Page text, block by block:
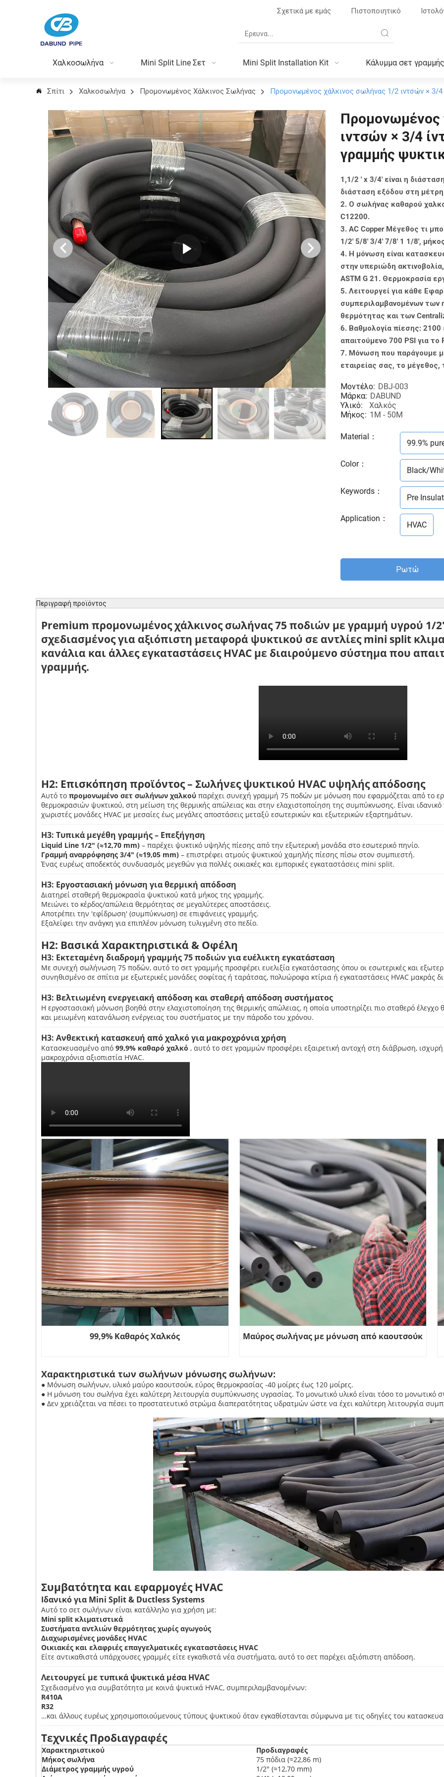
Σχετικά με εμάς Πιστοποιητικό
Χαλκοσωλήνα Mini Split Line Σετ Mini Split Installation Kit Κάλυμμα σετ γραμμής
Σπίτι Χαλκοσωλήνα Προμονωμένος Χάλκινος Σωλήνας Προμονωμένος χάλκινος σωλήνας 1/2 ιντσών × 3/
Προμονωμένος
ιντσών × 3/4
γραμμής
1,1/2 ' x 3/4' είναι η
διάσταση εξόδου στη
2. Ο σωλήνας καθαρού
C12200.
3. AC Copper Μέγεθος τι
1/2' 5/8' 3/4' 7/8' 1 1/8',
4. Η μόνωση είναι
στην υπεριώδη
ASTM G 21. Θερμοκρασία
5. Λειτουργεί για κάθε
συμπεριλαμβανομένων των
θερμότητας και των
6. Βαθμολογία πίεσης:
απαιτούμενο 700 PSI για το
7. Μόνωση που παράγουμε
εταιρείας σας, το
Μοντέλο: DBJ-003
Μάρκα: DABUND
Υλικό:
Χαλκός
Μήκος: 1M - 50M
Material ：
99.9%
Color：
Black/
Keywords ：
Pre
Application ：
HVAC
Ρωτώ
Περιγραφή προϊόντος
Premium προμονωμένος χάλκινος σωλήνας 75 ποδιών με γραμμή υγρού 1/
σχεδιασμένος για αξιόπιστη μεταφορά ψυκτικού σε αντλίεςmini split
κανάλια και άλλες εγκαταστάσεις HVAC με διαιρούμενο σύστημα που
γραμμής.
H2: Επισκόπηση προϊόντος – Σωλήνες ψυκτικού HVAC υψηλής απόδοσης
Αυτό το προμονωμένο σετ σωλήνων χαλκού παρέχει συνεχή γραμμή 75 ποδών με μόνωση που εφαρμόζεται από το
θερμοκρασιών ψυκτικού, στη μείωση της θερμικής απώλειας και στην ελαχιστοποίηση της συμπύκνωσης. Είναι
χωριστές μονάδες HVAC με μεσαίες έως μεγάλες αποστάσεις μεταξύ εσωτερικών και εξωτερικών εξαρτημάτων.
H3: Τυπικά μεγέθη γραμμής – Επεξήγηση
Liquid Line 1/2″ (≈12,70 mm) – παρέχει ψυκτικό υψηλής πίεσης από την εξωτερική μονάδα στο εσωτερικό πηνίο.
Γραμμή αναρρόφησης 3/4″ (≈19,05 mm) – επιστρέφει ατμούς ψυκτικού χαμηλής πίεσης πίσω στον συμπιεστή.
Ένας ευρέως αποδεκτός συνδυασμός μεγεθών για πολλές οικιακές και εμπορικές εγκαταστάσεις mini split.
H3: Εργοστασιακή μόνωση για θερμική απόδοση
Διατηρεί σταθερή θερμοκρασία ψυκτικού κατά μήκος της γραμμής.
Μειώνει το κέρδος/απώλεια θερμότητας σε μεγαλύτερες αποστάσεις.
Αποτρέπει την 'εφίδρωση' (συμπύκνωση) σε επιφάνειες γραμμής.
Εξαλείφει την ανάγκη για επιπλέον μόνωση τυλιγμένη στο πεδίο.
H2: Βασικά Χαρακτηριστικά & Οφέλη
H3: Εκτεταμένη διαδρομή γραμμής 75 ποδιών για ευέλικτη εγκατάσταση
Με συνεχή σωλήνωση 75 ποδών, αυτό το σετ γραμμής προσφέρει ευελιξία εγκατάστασης όπου οι εσωτερικές και
συνηθισμένο σε σπίτια με εξωτερικές μονάδες σοφίτας ή ταράτσας, πολυώροφα κτίρια ή εγκαταστάσεις HVAC μακράς
H3: Βελτιωμένη ενεργειακή απόδοση και σταθερή απόδοση συστήματος
Η εργοστασιακή μόνωση βοηθά στην ελαχιστοποίηση της θερμικής απώλειας, η οποία υποστηρίζει πιο σταθερό
και μειωμένη κατανάλωση ενέργειας του συστήματος με την πάροδο του χρόνου.
H3: Ανθεκτική κατασκευή από χαλκό για μακροχρόνια χρήση
Κατασκευασμένο από 99,9% καθαρό χαλκό , αυτό το σετ γραμμών προσφέρει εξαιρετική αντοχή στη διάβρωση,
μακροχρόνια αξιοπιστία HVAC.
99,9% Καθαρός Χαλκός Μαύρος σωλήνας με μόνωση από καουτσούκ
Χαρακτηριστικά των σωλήνων μόνωσης σωλήνων:
● Μόνωση σωλήνων, υλικό μαύρο καουτσούκ, εύρος θερμοκρασίας -40 μοίρες έως 120 μοίρες.
● Η μόνωση του σωλήνα έχει καλύτερη λειτουργία συμπύκνωσης υγρασίας. Το μονωτικό υλικό είναι τόσο το μονωτικό
● Δεν χρειάζεται να πέσει το προστατευτικό στρώμα διαπερατότητας υδρατμών ώστε να έχει καλύτερη λειτουργία
Συμβατότητα και εφαρμογές HVAC
Ιδανικό για Mini Split & Ductless Systems
Αυτό το σετ σωλήνων είναι κατάλληλο για χρήση με:
Mini split κλιματιστικά
Συστήματα αντλιών θερμότητας χωρίς αγωγούς
Διαχωρισμένες μονάδες HVAC
Οικιακές και ελαφριές επαγγελματικές εγκαταστάσεις HVAC
Είτε αντικαθιστά υπάρχουσες γραμμές είτε εγκαθιστά νέα συστήματα, αυτό το σετ παρέχει αξιόπιστη απόδοση.
Λειτουργεί με τυπικά ψυκτικά μέσα HVAC
Σχεδιασμένο για συμβατότητα με κοινά ψυκτικά HVAC, συμπεριλαμβανομένων:
R410A
R32
…και άλλους ευρέως χρησιμοποιούμενους τύπους ψυκτικού όταν εγκαθίστανται σύμφωνα με τις οδηγίες του
Τεχνικές Προδιαγραφές
Χαρακτηριστικού
Προδιαγραφές
Μήκος σωλήνα
75 πόδια (≈22,86 m)
Διάμετρος γραμμής υγρού
1/2″ (≈12,70 mm)